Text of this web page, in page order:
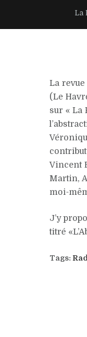
La
La revue
(Le
sur « La
Vincent
Martin,
moi-
J’y
titré
Tags: